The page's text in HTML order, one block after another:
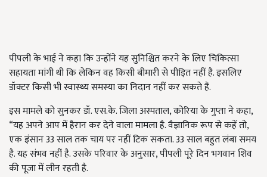
पीपली के भाई ने कहा कि उन्होंने यह सुनिश्चित करने के लिए चिकित्सा
सहायता मांगी थी कि लेकिन वह किसी बीमारी से पीड़ित नहीं है. इसलिए
डॉक्टर किसी भी स्वास्थ्य समस्या का निदान नहीं कर सकते हैं.
इस मामले को सुनकर डॉ. एस.के. जिला अस्पताल, कोरिया के गुप्ता ने कहा,
“यह अपने आप में हैरान कर देने वाला मामला है. वैज्ञानिक रूप से कहें तो,
एक इंसान 33 साल तक चाय पर नहीं टिक सकता. 33 साल बहुत लंबा समय
है. यह संभव नहीं है. उसके परिवार के अनुसार, पीपली पूरे दिन भगवान शिव
की पूजा में लीन रहती है.